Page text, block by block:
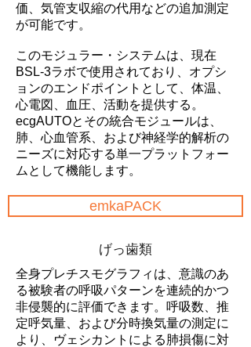
価、気管支収縮の代用などの追加測定
が可能です。
このモジュラー・システムは、現在
BSL-3ラボで使用されており、オプシ
ョンのエンドポイントとして、体温、
心電図、血圧、活動を提供する。
ecgAUTOとその統合モジュールは、
肺、心血管系、および神経学的解析の
ニーズに対応する単一プラットフォー
ムとして機能します。
emkaPACK
げっ歯類
全身プレチスモグラフィは、意識のあ
る被験者の呼吸パターンを連続的かつ
非侵襲的に評価できます。呼吸数、推
定呼気量、および分時換気量の測定に
より、ヴェシカントによる肺損傷に対